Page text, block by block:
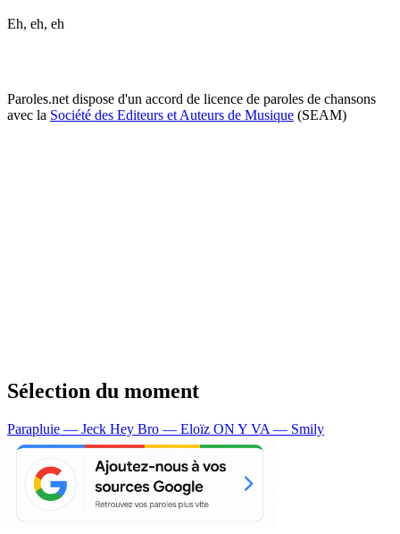
Eh, eh, eh
Paroles.net dispose d'un accord de licence de paroles de chansons
avec la Société des Editeurs et Auteurs de Musique (SEAM)
Sélection du moment
Parapluie — Jeck Hey Bro — Eloïz ON Y VA — Smily